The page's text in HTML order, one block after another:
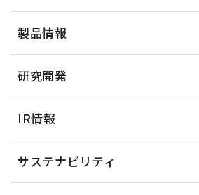
製品情報
研究開発
IR情報
サステナビリティ